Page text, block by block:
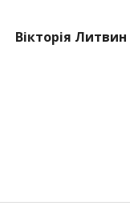
Вікторія Литвин